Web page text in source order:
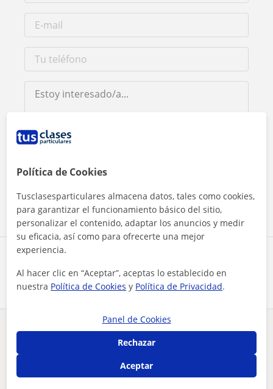
Comparte a este profesor
Contactar ahora
¿Hay algún error en este perfil?Cuéntanos
Técnicas de estudio
técn. administrativo exper. en informática. formando a alumn...
Política de Cookies
Tusclasesparticulares almacena datos, tales como cookies,
para garantizar el funcionamiento básico del sitio,
personalizar el contenido, adaptar los anuncios y medir
su eficacia, así como para ofrecerte una mejor
experiencia.
Al hacer clic en “Aceptar”, aceptas lo establecido en
nuestra Política de Cookies y Política de Privacidad.
Panel de Cookies
Rechazar
Aceptar